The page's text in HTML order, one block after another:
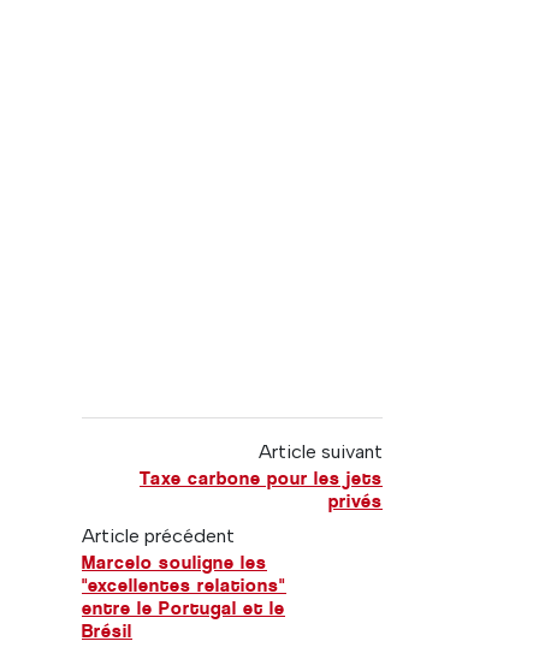
Article suivant
Taxe carbone pour les jets
privés
Article précédent
Marcelo souligne les
"excellentes relations"
entre le Portugal et le
Brésil